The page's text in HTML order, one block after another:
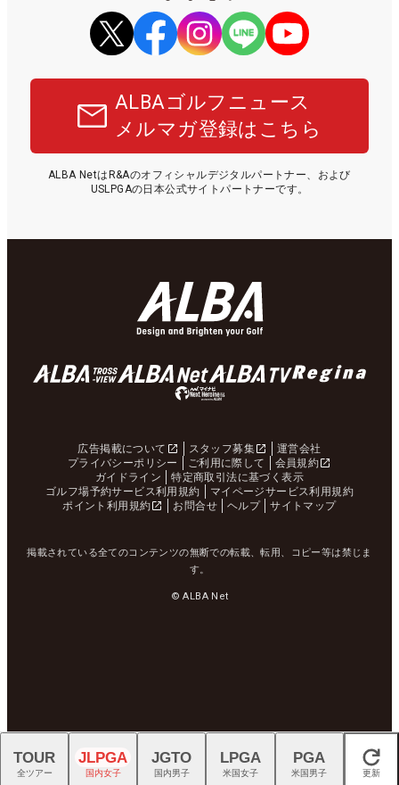
ALBAゴルフニュース
メルマガ登録はこちら
ALBA NetはR&Aのオフィシャルデジタルパートナー、および
USLPGAの日本公式サイトパートナーです。
広告掲載について スタッフ募集
運営会社
プライバシーポリシー
ご利用に際して
会員規約
ガイドライン
特定商取引法に基づく表示
ゴルフ場予約サービス利用規約
マイページサービス利用規約
ポイント利用規約
お問合せ ヘルプ サイトマップ
掲載されている全てのコンテンツの無断での転載、転用、コピー等は禁じま
す。
© ALBA Net
閉じる
TOUR
全ツアー
JLPGA
国内女子
JGTO
国内男子
LPGA
米国女子
PGA
米国男子 更新